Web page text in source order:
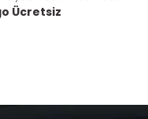
Ücretsiz